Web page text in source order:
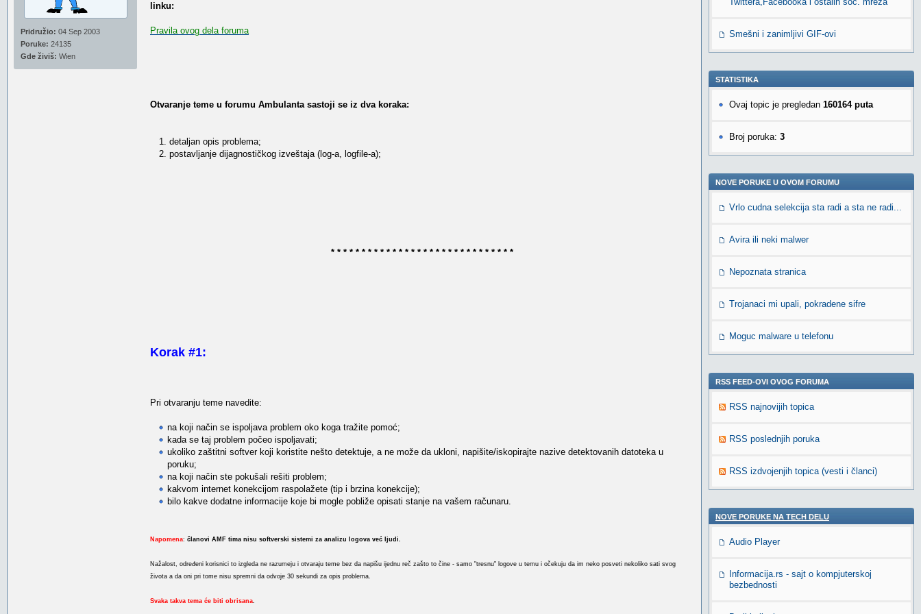
Pridružio: 04 Sep 2003
Poruke: 24135
Gde živiš: Wien
linku:
Pravila ovog dela foruma
Otvaranje teme u forumu Ambulanta sastoji se iz dva koraka:
1. detaljan opis problema;
2. postavljanje dijagnostičkog izveštaja (log-a, logfile-a);
* * * * * * * * * * * * * * * * * * * * * * * * * * * * * *
Korak #1:
Pri otvaranju teme navedite:
na koji način se ispoljava problem oko koga tražite pomoć;
kada se taj problem počeo ispoljavati;
ukoliko zaštitni softver koji koristite nešto detektuje, a ne može da ukloni, napišite/iskopirajte nazive detektovanih datoteka u
poruku;
na koji način ste pokušali rešiti problem;
kakvom internet konekcijom raspolažete (tip i brzina konekcije);
bilo kakve dodatne informacije koje bi mogle pobliže opisati stanje na vašem računaru.
Napomena: članovi AMF tima nisu softverski sistemi za analizu logova već ljudi.
Nažalost, određeni korisnici to izgleda ne razumeju i otvaraju teme bez da napišu ijednu reč zašto to čine - samo "tresnu" logove u temu i očekuju da im neko posveti nekoliko sati svog
života a da oni pri tome nisu spremni da odvoje 30 sekundi za opis problema.
Svaka takva tema će biti obrisana.
Smešni i zanimljivi GIF-ovi
STATISTIKA
Ovaj topic je pregledan 160164 puta
Broj poruka: 3
NOVE PORUKE U OVOM FORUMU
Vrlo cudna selekcija sta radi a sta ne radi...
Avira ili neki malwer
Nepoznata stranica
Trojanaci mi upali, pokradene sifre
Moguc malware u telefonu
RSS FEED-OVI OVOG FORUMA
RSS najnovijih topica
RSS poslednjih poruka
RSS izdvojenjih topica (vesti i članci)
NOVE PORUKE NA TECH DELU
Audio Player
Informacija.rs - sajt o kompjuterskoj
bezbednosti